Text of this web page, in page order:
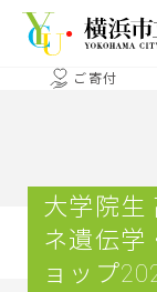
本文へ移動
ご寄付
大学院生
ネ遺伝学
ョップ